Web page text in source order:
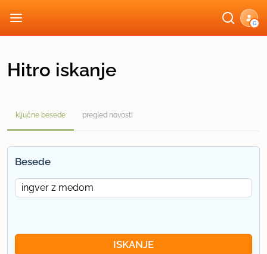
G
Hitro iskanje
ključne besede pregled novosti
Besede